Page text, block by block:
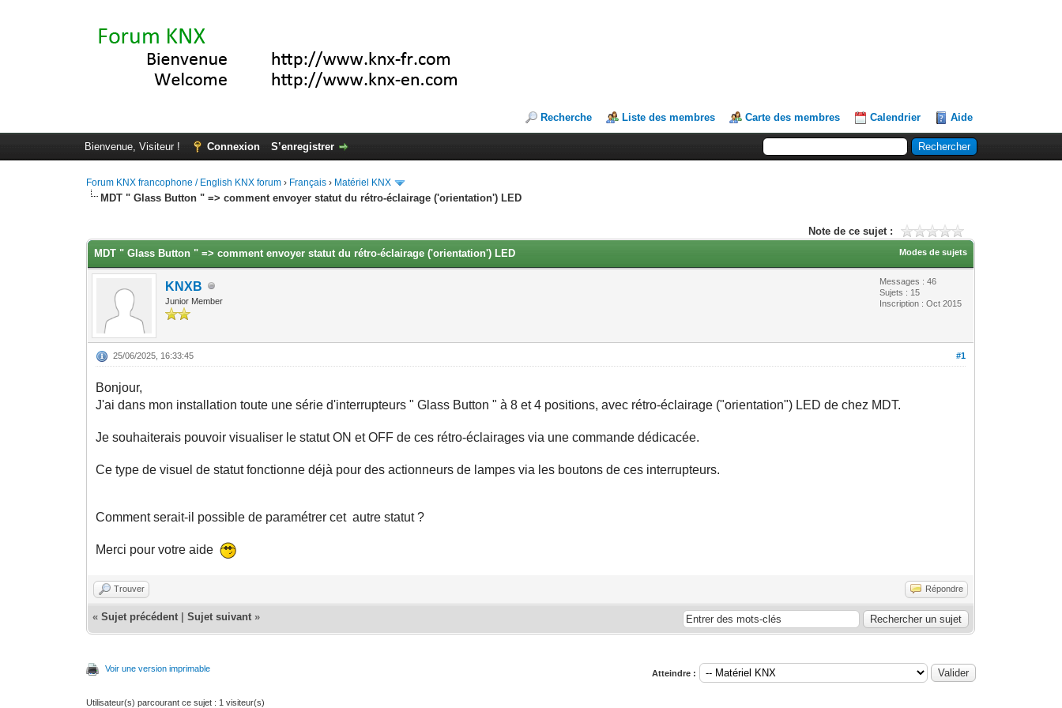
Recherche Liste des membres Carte des membres Calendrier Aide
Bienvenue, Visiteur ! Connexion S’enregistrer
Forum KNX francophone / English KNX forum › Français › Matériel KNX
MDT " Glass Button " => comment envoyer statut du rétro-éclairage ('orientation') LED
Note de ce sujet :
Modes de sujets
MDT " Glass Button " => comment envoyer statut du rétro-éclairage ('orientation') LED
KNXB
Junior Member
Messages : 46
Sujets : 15
Inscription : Oct 2015
#1
25/06/2025, 16:33:45
Bonjour,
J'ai dans mon installation toute une série d'interrupteurs " Glass Button " à 8 et 4 positions, avec rétro-éclairage ("orientation") LED de chez MDT.
Je souhaiterais pouvoir visualiser le statut ON et OFF de ces rétro-éclairages via une commande dédicacée.
Ce type de visuel de statut fonctionne déjà pour des actionneurs de lampes via les boutons de ces interrupteurs.
Comment serait-il possible de paramétrer cet autre statut ?
Merci pour votre aide
Trouver Répondre
«Sujet précédent |Sujet suivant »
Voir une version imprimable Atteindre :
Utilisateur(s) parcourant ce sujet : 1 visiteur(s)